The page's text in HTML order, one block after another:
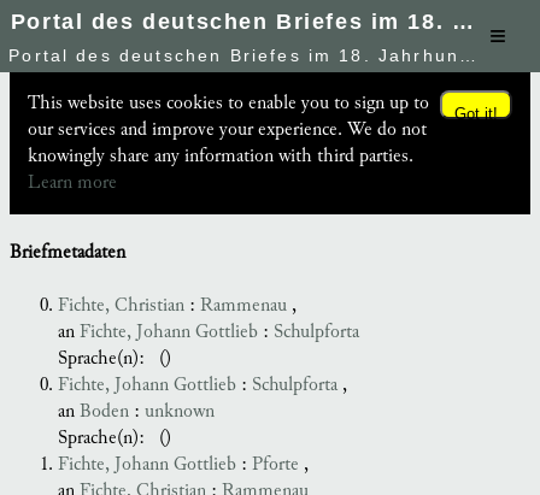
Portal des deutschen Briefes im 18. Jahrhundert ≡
This website uses cookies to enable you to sign up to
our services and improve your experience. We do not
knowingly share any information with third parties.
Learn more
Got it!
Briefmetadaten
Fichte, Christian : Rammenau ,
anFichte, Johann Gottlieb : Schulpforta
Sprache(n):
()
Fichte, Johann Gottlieb : Schulpforta ,
anBoden : unknown
Sprache(n):
()
Fichte, Johann Gottlieb : Pforte ,